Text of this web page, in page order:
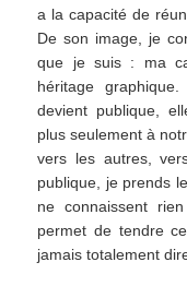
a la capacité de
De son image, je
que je suis : ma
héritage
devient publique,
plus seulement à
vers les autres,
publique, je prends
ne connaissent
permet de tendre
jamais totalement